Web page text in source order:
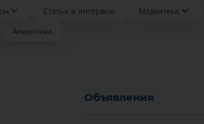
Статьи и интервью
Медиатека
Аналитика
Объявления